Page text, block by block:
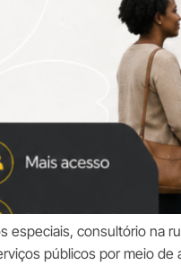
especiais, consultório na
públicos por meio